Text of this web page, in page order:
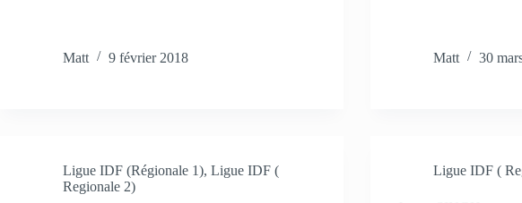
Matt 9 février 2018 Matt 30
Ligue IDF (Régionale 1), Ligue IDF (
Regionale 2)
Ligue IDF (